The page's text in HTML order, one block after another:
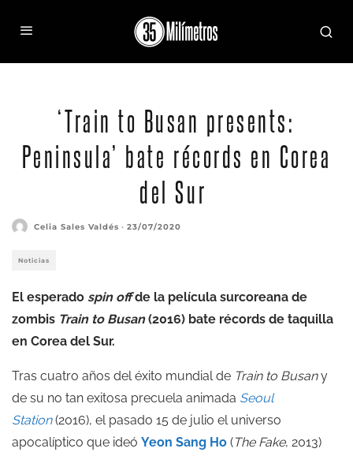
‘Train to Busan presents:
Peninsula’ bate récords en Corea
del Sur
Celia Sales Valdés · 23/07/2020
Noticias
El esperado spin offde la película surcoreana de
zombis Train to Busan(2016) bate récords de taquilla
en Corea del Sur.
Tras cuatro años del éxito mundial de Train to Busany
de su no tan exitosa precuela animada Seoul
Station (2016), el pasado 15 de julio el universo
apocalíptico que ideó Yeon Sang Ho (The Fake, 2013)